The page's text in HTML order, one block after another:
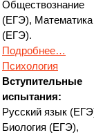
Обществознание
(ЕГЭ), Математика
(ЕГЭ).
Подробнее…
Психология
Вступительные
испытания:
Русский язык
Биология (ЕГЭ),